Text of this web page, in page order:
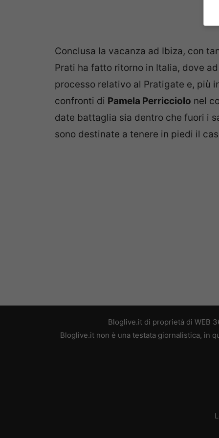
Conclusa la vacanza ad Ibiza, con
Prati ha fatto ritorno in Italia, dove
processo relativo al Pratigate e, più
confronti di Pamela Perricciolo nel
date battaglia sia dentro che fuori i
sono destinate a tenere in piedi il
Bloglive.it di proprietà di WEB
Bloglive.it non è una testata giornalistica, in